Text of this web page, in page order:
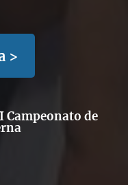
>
Campeonato de